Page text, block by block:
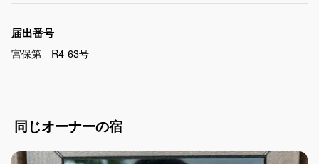
義務となります
ます
必ずご申告いただき確認して解決できるようにしてください
届出番号
宮保第 R4-63号
同じオーナーの宿